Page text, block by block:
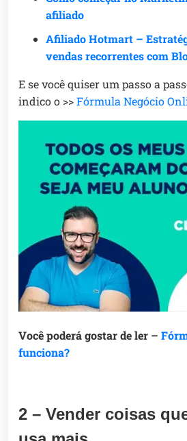
afiliado
Afiliado Hotmart –
vendas recorrentes com
E se você quiser um passo a
indico o >>Fórmula Negócio
Você poderá gostar de ler –
funciona?
2 – Vender coisas